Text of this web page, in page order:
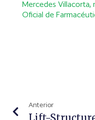
Mercedes Villacorta,
Oficial de
Anterior